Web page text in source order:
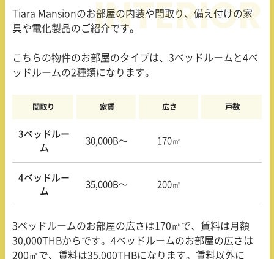
Tiara Mansionのお部屋の内装や間取り、備え付けの家
具や電化製品のご紹介です。
こちらの物件のお部屋のタイプは、 3ベッドルームと4ベ
ッドルームの2種類になります。
間取り 家賃 広さ 戸数
3ベッドルー
ム
30,000B〜 170㎡
4ベッドルー
ム
35,000B〜 200㎡
3ベッドルームのお部屋の広さは170㎡で、賃料は月額
30,000THBからです。 4ベッドルームのお部屋の広さは
200㎡で、賃料は35,000THBになります。賃料以外に